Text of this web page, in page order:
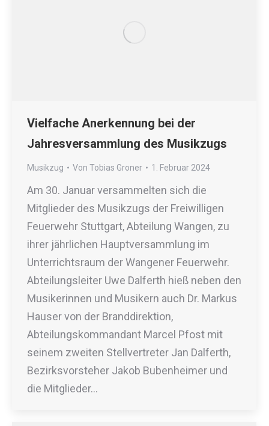
Vielfache Anerkennung bei der
Jahresversammlung des Musikzugs
Musikzug Von Tobias Groner 1. Februar 2024
Am 30. Januar versammelten sich die
Mitglieder des Musikzugs der Freiwilligen
Feuerwehr Stuttgart, Abteilung Wangen, zu
ihrer jährlichen Hauptversammlung im
Unterrichtsraum der Wangener Feuerwehr.
Abteilungsleiter Uwe Dalferth hieß neben den
Musikerinnen und Musikern auch Dr. Markus
Hauser von der Branddirektion,
Abteilungskommandant Marcel Pfost mit
seinem zweiten Stellvertreter Jan Dalferth,
Bezirksvorsteher Jakob Bubenheimer und
die Mitglieder…